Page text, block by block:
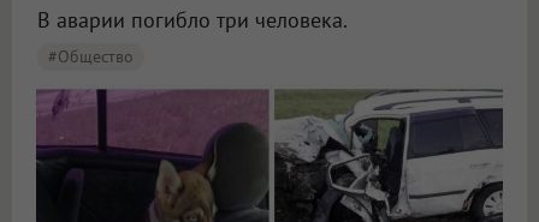
В аварии погибло три человека.
#Общество